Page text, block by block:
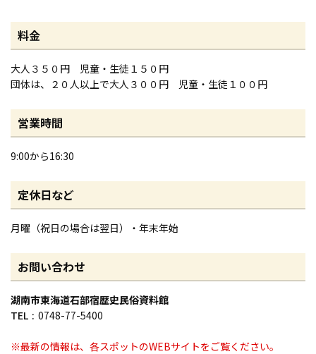
料金
大人３５０円 児童・生徒１５０円
団体は、２０人以上で大人３００円 児童・生徒１００円
営業時間
9:00から16:30
定休日など
月曜（祝日の場合は翌日）・年末年始
お問い合わせ
湖南市東海道石部宿歴史民俗資料館
TEL
0748-77-5400
※最新の情報は、各スポットのWEBサイトをご覧ください。